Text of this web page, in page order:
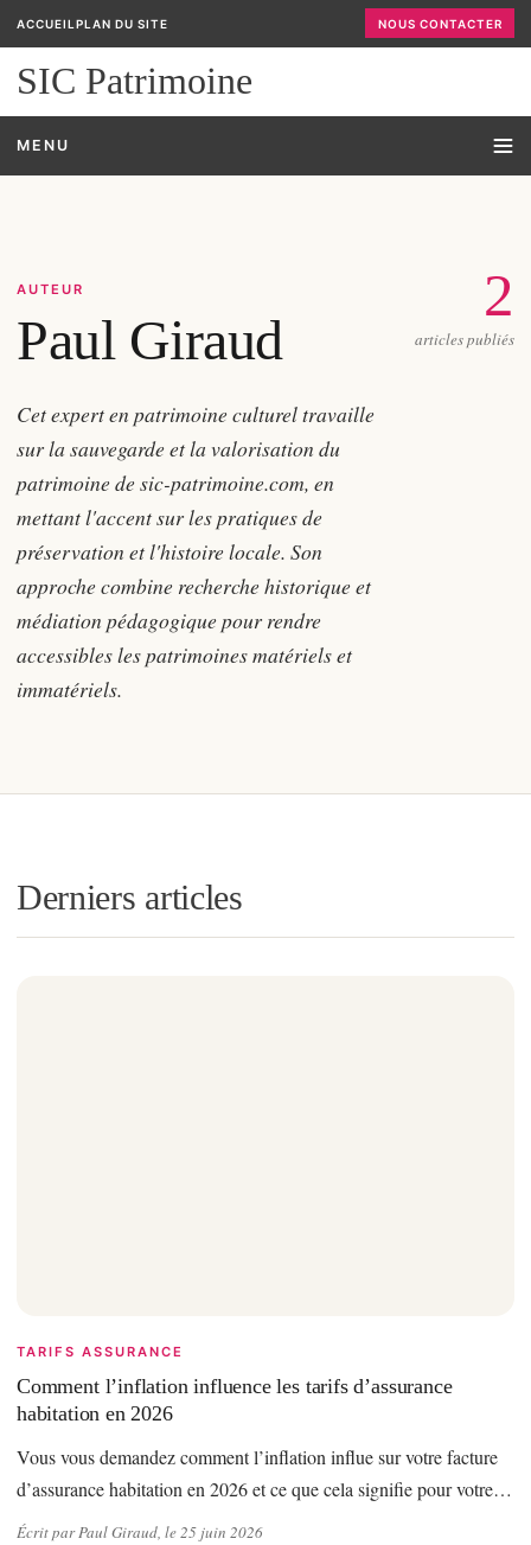
ACCUEIL PLAN DU SITE NOUS CONTACTER
SIC Patrimoine
MENU
AUTEUR
Paul Giraud
Cet expert en patrimoine culturel travaille
sur la sauvegarde et la valorisation du
patrimoine de sic-patrimoine.com, en
mettant l'accent sur les pratiques de
préservation et l'histoire locale. Son
approche combine recherche historique et
médiation pédagogique pour rendre
accessibles les patrimoines matériels et
immatériels.
2
articles publiés
Derniers articles
TARIFS ASSURANCE
Comment l’inflation influence les tarifs d’assurance
habitation en 2026
Vous vous demandez comment l’inflation influe sur votre facture
d’assurance habitation en 2026 et ce que cela signifie pour votre…
Écrit par Paul Giraud, le 25 juin 2026